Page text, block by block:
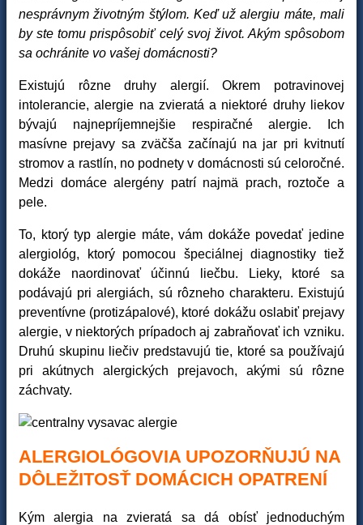
nesprávnym životným štýlom. Keď už alergiu máte, mali
by ste tomu prispôsobiť celý svoj život. Akým spôsobom
sa ochránite vo vašej domácnosti?
Existujú rôzne druhy alergií. Okrem potravinovej
intolerancie, alergie na zvieratá a niektoré druhy liekov
bývajú najnepríjemnejšie respiračné alergie. Ich
masívne prejavy sa zväčša začínajú na jar pri kvitnutí
stromov a rastlín, no podnety v domácnosti sú celoročné.
Medzi domáce alergény patrí najmä prach, roztoče a
pele.
To, ktorý typ alergie máte, vám dokáže povedať jedine
alergiológ, ktorý pomocou špeciálnej diagnostiky tiež
dokáže naordinovať účinnú liečbu. Lieky, ktoré sa
podávajú pri alergiách, sú rôzneho charakteru. Existujú
preventívne (protizápalové), ktoré dokážu oslabiť prejavy
alergie, v niektorých prípadoch aj zabraňovať ich vzniku.
Druhú skupinu liečiv predstavujú tie, ktoré sa používajú
pri akútnych alergických prejavoch, akými sú rôzne
záchvaty.
ALERGIOLÓGOVIA UPOZORŇUJÚ NA
DÔLEŽITOSŤ DOMÁCICH OPATRENÍ
Kým alergia na zvieratá sa dá obísť jednoduchým